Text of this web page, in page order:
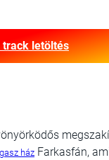
track letöltés
ház Farkasfán,